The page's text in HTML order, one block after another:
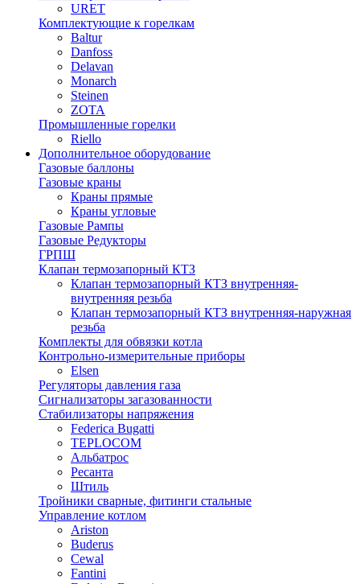
URET
Комплектующие к горелкам
Baltur
Danfoss
Delavan
Monarch
Steinen
ZOTA
Промышленные горелки
Riello
Дополнительное оборудование
Газовые баллоны
Газовые краны
Краны прямые
Краны угловые
Газовые Рампы
Газовые Редукторы
ГРПШ
Клапан термозапорный КТЗ
Клапан термозапорный КТЗ внутренняя-
внутренняя резьба
Клапан термозапорный КТЗ внутренняя-наружная
резьба
Комплекты для обвязки котла
Контрольно-измерительные приборы
Elsen
Регуляторы давления газа
Сигнализаторы загазованности
Стабилизаторы напряжения
Federica Bugatti
TEPLOCOM
Альбатрос
Ресанта
Штиль
Тройники сварные, фитинги стальные
Управление котлом
Ariston
Buderus
Cewal
Fantini